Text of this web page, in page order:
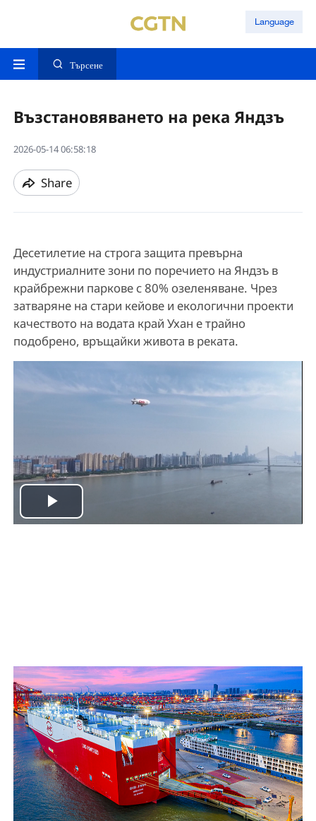
Language
Търсене
Възстановяването на река Яндзъ
2026-05-14 06:58:18
Share
Десетилетие на строга защита превърна
индустриалните зони по поречието на Яндзъ в
крайбрежни паркове с 80% озеленяване. Чрез
затваряне на стари кейове и екологични проекти
качеството на водата край Ухан е трайно
подобрено, връщайки живота в реката.
P
i
d
e
o